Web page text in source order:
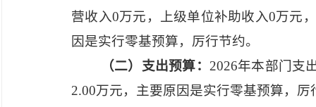
营收入0万元，上级单位补助收入0万元
因是实行零基预算，厉行节约。
（二）支出预算： 2026年本部门支
2.00万元，主要原因是实行零基预算，厉